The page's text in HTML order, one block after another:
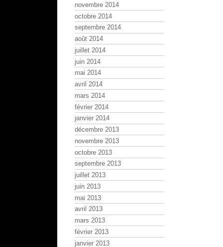
novembre 2014
octobre 2014
septembre 2014
août 2014
juillet 2014
juin 2014
mai 2014
avril 2014
mars 2014
février 2014
janvier 2014
décembre 2013
novembre 2013
octobre 2013
septembre 2013
juillet 2013
juin 2013
mai 2013
avril 2013
mars 2013
février 2013
janvier 2013